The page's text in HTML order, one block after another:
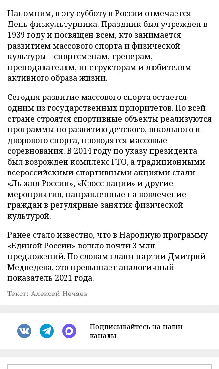
Напомним, в эту субботу в России отмечается
День физкультурника. Праздник был учрежден в
1939 году и посвящен всем, кто занимается
развитием массового спорта и физической
культуры – спортсменам, тренерам,
преподавателям, инструкторам и любителям
активного образа жизни.
Сегодня развитие массового спорта остается
одним из государственных приоритетов. По всей
стране строятся спортивные объекты реализуются
программы по развитию детского, школьного и
дворового спорта, проводятся массовые
соревнования. В 2014 году по указу президента
был возрожден комплекс ГТО, а традиционными
всероссийскими спортивными акциями стали
«Лыжня России», «Кросс нации» и другие
мероприятия, направленные на вовлечение
граждан в регулярные занятия физической
культурой.
Ранее стало известно, что в Народную программу
«Единой России» вошлопочти 3 млн
предложений. По словам главы партии Дмитрий
Медведева, это превышает аналогичный
показатель 2021 года.
Текст: Алексей Нечаев
Подписывайтесь на наши
каналы